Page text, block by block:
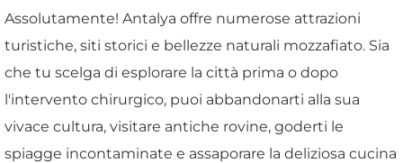
Assolutamente! Antalya offre numerose attrazioni
turistiche, siti storici e bellezze naturali mozzafiato. Sia
che tu scelga di esplorare la città prima o dopo
l'intervento chirurgico, puoi abbandonarti alla sua
vivace cultura, visitare antiche rovine, goderti le
spiagge incontaminate e assaporare la deliziosa cucina